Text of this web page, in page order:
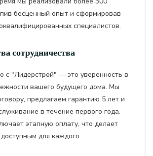
бесценный опыт и сформировав
специалистов.
сотрудничества
с "Лидерстрой" — это уверенность в
вашего будущего дома. Мы
предлагаем гарантию 5 лет и
в течение первого года.
этапную оплату, что делает
для каждого.